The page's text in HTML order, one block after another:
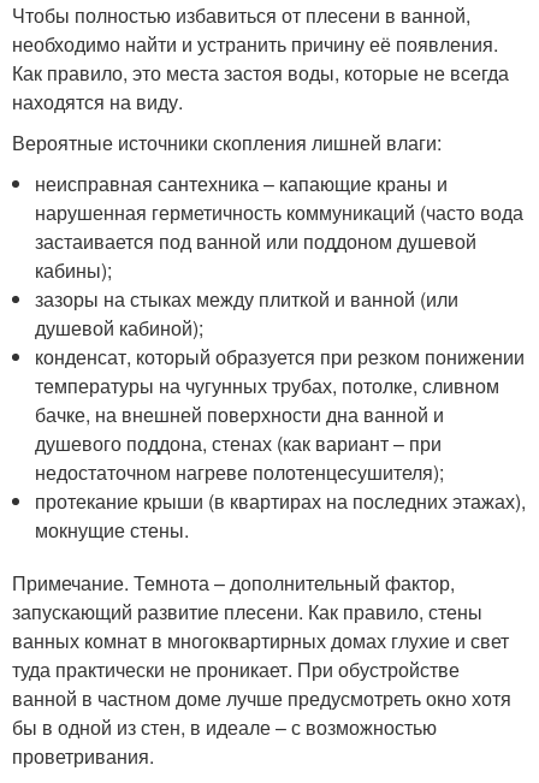
Чтобы полностью избавиться от плесени в ванной,
необходимо найти и устранить причину её появления.
Как правило, это места застоя воды, которые не всегда
находятся на виду.
Вероятные источники скопления лишней влаги:
неисправная сантехника – капающие краны и
нарушенная герметичность коммуникаций (часто вода
застаивается под ванной или поддоном душевой
кабины);
зазоры на стыках между плиткой и ванной (или
душевой кабиной);
конденсат, который образуется при резком понижении
температуры на чугунных трубах, потолке, сливном
бачке, на внешней поверхности дна ванной и
душевого поддона, стенах (как вариант – при
недостаточном нагреве полотенцесушителя);
протекание крыши (в квартирах на последних этажах),
мокнущие стены.
Примечание. Темнота – дополнительный фактор,
запускающий развитие плесени. Как правило, стены
ванных комнат в многоквартирных домах глухие и свет
туда практически не проникает. При обустройстве
ванной в частном доме лучше предусмотреть окно хотя
бы в одной из стен, в идеале – с возможностью
проветривания.